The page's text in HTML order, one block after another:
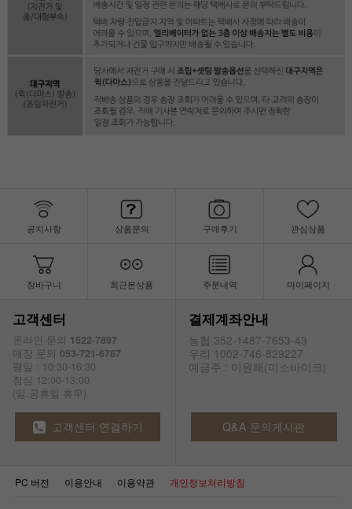
공지사항 상품문의 구매후기 관심상품
장바구니 최근본상품 주문내역 마이페이지
고객센터
온라인 문의 1522-7897
매장 문의 053-721-6787
평일 : 10:30-16:30
점심 12:00-13:00
(일.공휴일 휴무)
결제계좌안내
농협 352-1487-7653-43
우리 1002-746-829227
예금주 : 이원해(미소바이크)
고객센터 연결하기 Q&A 문의게시판
PC 버전 이용안내 이용약관 개인정보처리방침